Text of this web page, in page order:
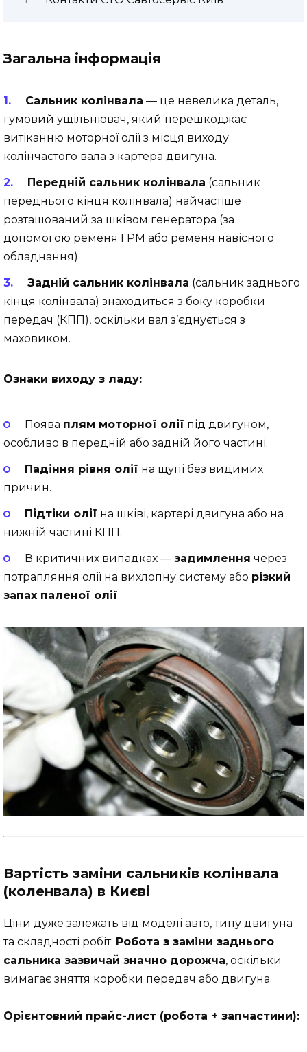
Загальна інформація
Сальник колінвала — це невелика деталь,
гумовий ущільнювач, який перешкоджає
витіканню моторної олії з місця виходу
колінчастого вала з картера двигуна.
Передній сальник колінвала (сальник
переднього кінця колінвала) найчастіше
розташований за шківом генератора (за
допомогою ременя ГРМ або ременя навісного
обладнання).
Задній сальник колінвала (сальник заднього
кінця колінвала) знаходиться з боку коробки
передач (КПП), оскільки вал з’єднується з
маховиком.
Ознаки виходу з ладу:
Поява плям моторної олії під двигуном,
особливо в передній або задній його частині.
Падіння рівня олії на щупі без видимих
причин.
Підтіки олії на шківі, картері двигуна або на
нижній частині КПП.
В критичних випадках — задимлення через
потрапляння олії на вихлопну систему або різкий
запах паленої олії.
Вартість заміни сальників колінвала
(коленвала) в Києві
Ціни дуже залежать від моделі авто, типу двигуна
та складності робіт. Робота з заміни заднього
сальника зазвичай значно дорожча, оскільки
вимагає зняття коробки передач або двигуна.
Орієнтовний прайс-лист (робота + запчастини):